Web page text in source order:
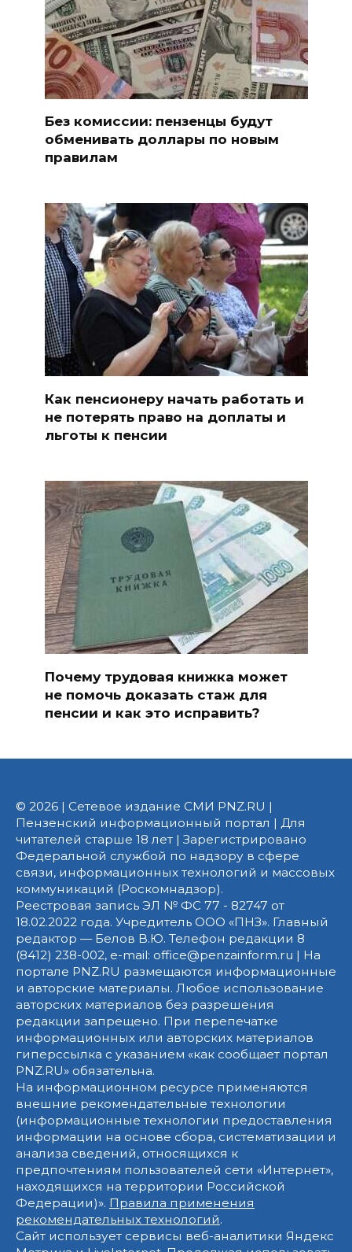
Без комиссии: пензенцы будут
обменивать доллары по новым
правилам
Как пенсионеру начать работать и
не потерять право на доплаты и
льготы к пенсии
Почему трудовая книжка может
не помочь доказать стаж для
пенсии и как это исправить?
© 2026 | Сетевое издание СМИ PNZ.RU |
Пензенский информационный портал | Для
читателей старше 18 лет | Зарегистрировано
Федеральной службой по надзору в сфере
связи, информационных технологий и массовых
коммуникаций (Роскомнадзор).
Реестровая запись ЭЛ № ФС 77 - 82747 от
18.02.2022 года. Учредитель ООО «ПНЗ». Главный
редактор — Белов В.Ю. Телефон редакции 8
(8412) 238-002, e-mail: office@penzainform.ru | На
портале PNZ.RU размещаются информационные
и авторские материалы. Любое использование
авторских материалов без разрешения
редакции запрещено. При перепечатке
информационных или авторских материалов
гиперссылка с указанием «как сообщает портал
PNZ.RU» обязательна.
На информационном ресурсе применяются
внешние рекомендательные технологии
(информационные технологии предоставления
информации на основе сбора, систематизации и
анализа сведений, относящихся к
предпочтениям пользователей сети «Интернет»,
находящихся на территории Российской
Федерации)». Правила применения
рекомендательных технологий.
Сайт использует сервисы веб-аналитики Яндекс